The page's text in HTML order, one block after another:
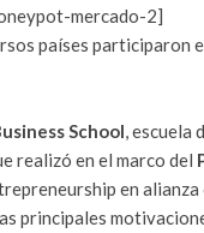
mercado-2]
países participaron
School, escuela
realizó en el marco del
en
principales